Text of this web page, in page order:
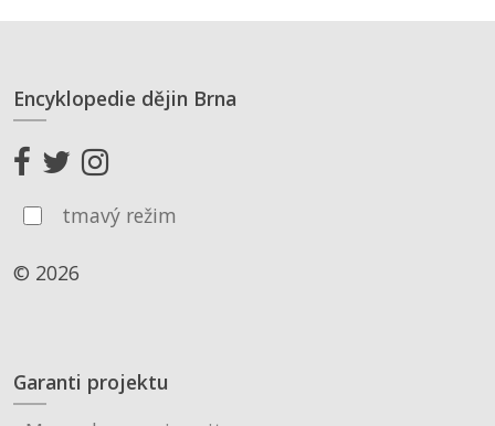
Encyklopedie dějin Brna
tmavý režim
© 2026
Garanti projektu